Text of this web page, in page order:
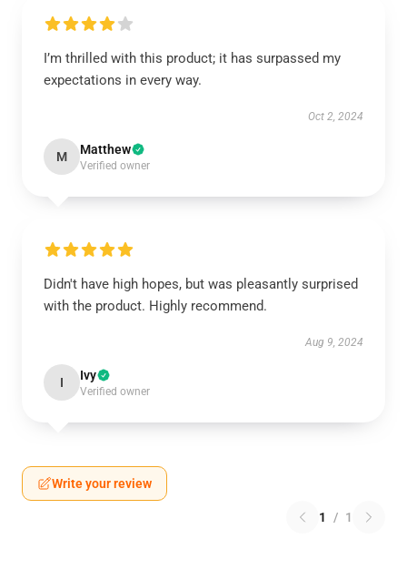
I’m thrilled with this product; it has surpassed my
expectations in every way.
Oct 2, 2024
M Matthew
Verified owner
Didn't have high hopes, but was pleasantly surprised
with the product. Highly recommend.
Aug 9, 2024
I Ivy
Verified owner
Write your review
1 / 1